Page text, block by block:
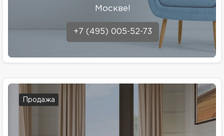
Москве!
+7 (495) 005-52-73
Продажа